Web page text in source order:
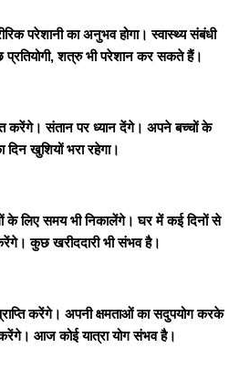
परेशानी का अनुभव होगा। स्वास्थ्य संबंधी
शत्रु भी परेशान कर सकते हैं।
करेंगे। संतान पर ध्यान देंगे। अपने बच्चों के
खुशियों भरा रहेगा।
लिए समय भी निकालेंगे। घर में कई दिनों से
कुछ खरीददारी भी संभव है।
करेंगे। अपनी क्षमताओं का सदुपयोग करके
आज कोई यात्रा योग संभव है।